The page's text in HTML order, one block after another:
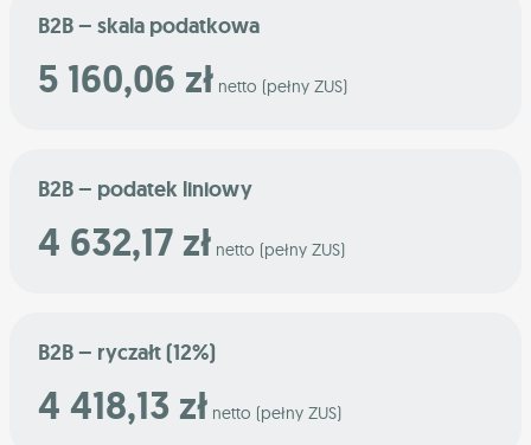
B2B – skala podatkowa
5 160,06 zł netto (pełny ZUS)
B2B – podatek liniowy
4 632,17 zł netto (pełny ZUS)
B2B – ryczałt (12%)
4 418,13 zł netto (pełny ZUS)